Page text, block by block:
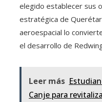
elegido establecer sus
estratégica de
aeroespacial lo
el desarrollo de
Leer más
Canje para